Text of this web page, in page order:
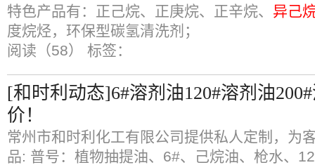
特色产品有：正己烷、正庚烷、正辛烷、 异己
度烷烃，环保型碳氢清洗剂；
阅读（58） 标签：
[和时利动态]6#溶剂油120#溶剂油
价！
常州市和时利化工有限公司提供私人定制，为
品: 普号：植物抽提油、6#、己烷油、枪水、